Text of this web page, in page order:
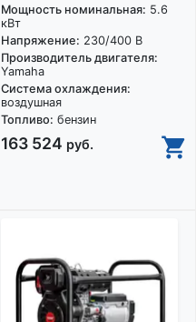
Мощность номинальная: 5.6
кВт
Напряжение: 230/400 В
Производитель двигателя:
Yamaha
Система охлаждения:
воздушная
Топливо: бензин
163 524 руб.